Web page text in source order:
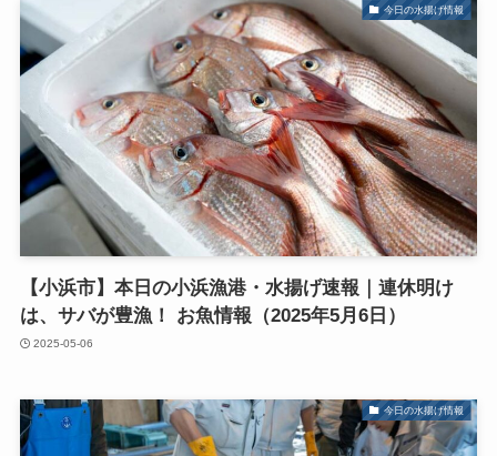
今日の水揚げ情報
【小浜市】本日の小浜漁港・水揚げ速報｜連休明け
は、サバが豊漁！ お魚情報（2025年5月6日）
2025-05-06
今日の水揚げ情報